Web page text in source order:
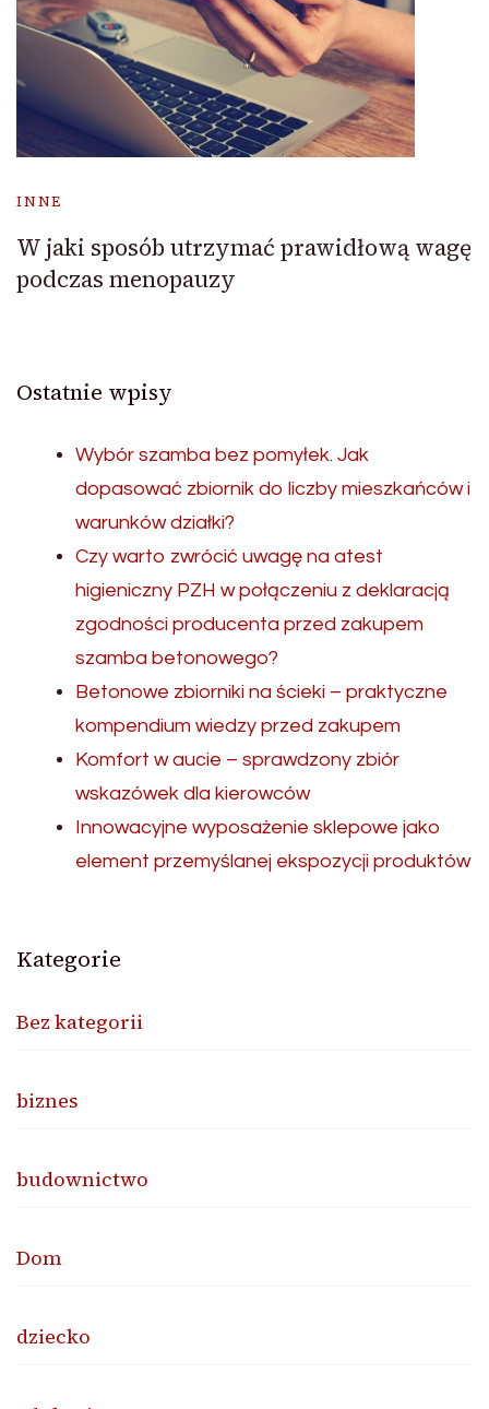
INNE
W jaki sposób utrzymać prawidłową wagę
podczas menopauzy
Ostatnie wpisy
Wybór szamba bez pomyłek. Jak
dopasować zbiornik do liczby mieszkańców i
warunków działki?
Czy warto zwrócić uwagę na atest
higieniczny PZH w połączeniu z deklaracją
zgodności producenta przed zakupem
szamba betonowego?
Betonowe zbiorniki na ścieki – praktyczne
kompendium wiedzy przed zakupem
Komfort w aucie – sprawdzony zbiór
wskazówek dla kierowców
Innowacyjne wyposażenie sklepowe jako
element przemyślanej ekspozycji produktów
Kategorie
Bez kategorii
biznes
budownictwo
Dom
dziecko